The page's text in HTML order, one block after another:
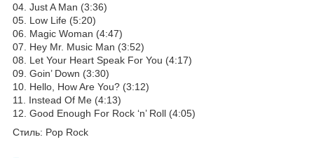
04. Just A Man (3:36)
05. Low Life (5:20)
06. Magic Woman (4:47)
07. Hey Mr. Music Man (3:52)
08. Let Your Heart Speak For You (4:17)
09. Goin’ Down (3:30)
10. Hello, How Are You? (3:12)
11. Instead Of Me (4:13)
12. Good Enough For Rock ‘n’ Roll (4:05)
Стиль: Pop Rock